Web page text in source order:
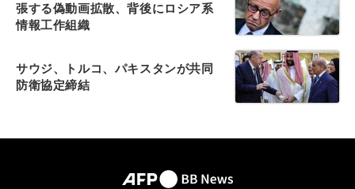
張する偽動画拡散、背後にロシア系
情報工作組織
サウジ、トルコ、パキスタンが共同
防衛協定締結